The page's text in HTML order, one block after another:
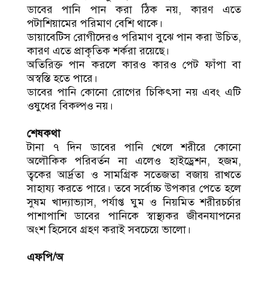
ডাবের পানি পান করা ঠিক নয়, কারণ এতে
পটাশিয়ামের পরিমাণ বেশি থাকে।
ডায়াবেটিস রোগীদেরও পরিমাণ বুঝে পান করা উচিত,
কারণ এতে প্রাকৃতিক শর্করা রয়েছে।
অতিরিক্ত পান করলে কারও কারও পেট ফাঁপা বা
অস্বস্তি হতে পারে।
ডাবের পানি কোনো রোগের চিকিৎসা নয় এবং এটি
ওষুধের বিকল্পও নয়।
শেষকথা
টানা ৭ দিন ডাবের পানি খেলে শরীরে কোনো
অলৌকিক পরিবর্তন না এলেও হাইড্রেশন, হজম,
ত্বকের আর্দ্রতা ও সামগ্রিক সতেজতা বজায় রাখতে
সাহায্য করতে পারে। তবে সর্বোচ্চ উপকার পেতে হলে
সুষম খাদ্যাভ্যাস, পর্যাপ্ত ঘুম ও নিয়মিত শরীরচর্চার
পাশাপাশি ডাবের পানিকে স্বাস্থ্যকর জীবনযাপনের
অংশ হিসেবে গ্রহণ করাই সবচেয়ে ভালো।
এফপি/অ